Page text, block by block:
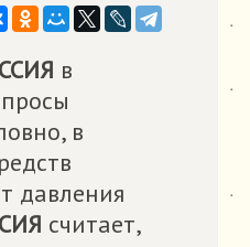
в
в
давления
считает,
˙
˙
˙